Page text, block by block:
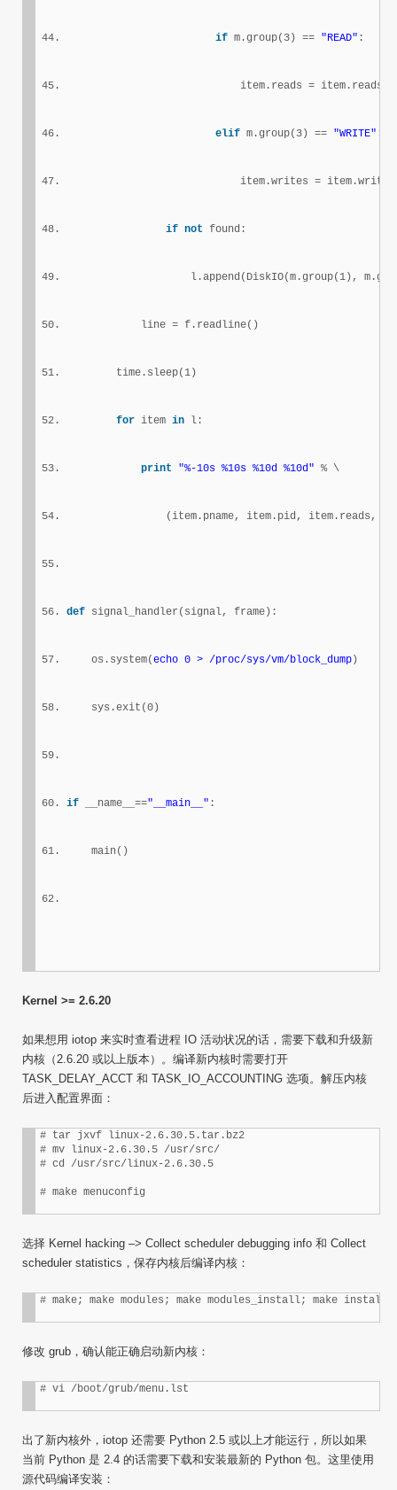
if m.group(3) == "READ" :
item.reads = item.reads +
elif m.group(3) == "WRITE"
item.writes = item.writes +
if not found:
l.append(DiskIO(m.group(1),
line = f.readline()
time.sleep(1)
for item in l:
print "%-10s %10s %10d %10d" % \
(item.pname, item.pid, item.reads,
def signal_handler(signal, frame):
os.system(echo 0 > /proc/sys/vm/block_dump )
sys.exit(0)
if __name__=="__main__" :
main()
Kernel >= 2.6.20
如果想用 iotop 来实时查看进程 IO 活动状况的话，需要下载和升级新
内核（2.6.20 或以上版本）。编译新内核时需要打开
TASK_DELAY_ACCT 和 TASK_IO_ACCOUNTING 选项。解压内核
后进入配置界面：
# tar jxvf linux-2.6.30.5.tar.bz2
# mv linux-2.6.30.5 /usr/src/
# cd /usr/src/linux-2.6.30.5
# make menuconfig
选择 Kernel hacking –> Collect scheduler debugging info 和 Collect
scheduler statistics，保存内核后编译内核：
# make; make modules; make modules_install; make install
修改 grub，确认能正确启动新内核：
# vi /boot/grub/menu.lst
出了新内核外，iotop 还需要 Python 2.5 或以上才能运行，所以如果
当前 Python 是 2.4 的话需要下载和安装最新的 Python 包。这里使用
源代码编译安装：